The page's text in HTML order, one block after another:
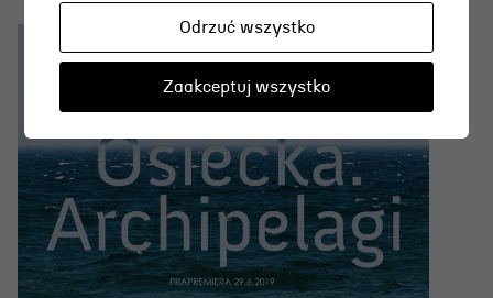
Odrzuć wszystko
Zaakceptuj wszystko